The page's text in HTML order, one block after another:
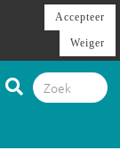
Accepteer
Weiger